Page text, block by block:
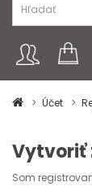
Účet
Vytvoriť
Som